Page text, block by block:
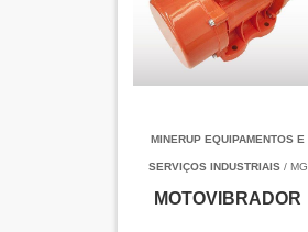
MINERUP EQUIPAMENTOS E
SERVIÇOS INDUSTRIAIS/ MG
MOTOVIBRADOR